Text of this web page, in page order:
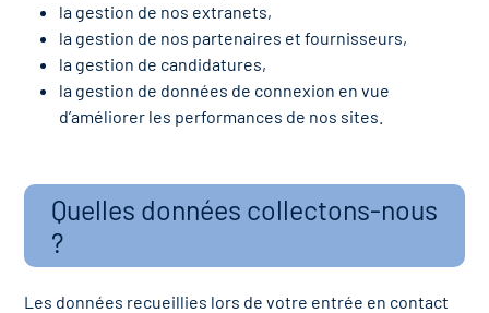
la gestion de nos extranets,
la gestion de nos partenaires et fournisseurs,
la gestion de candidatures,
la gestion de données de connexion en vue
d’améliorer les performances de nos sites.
Quelles données collectons-nous
?
Les données recueillies lors de votre entrée en contact